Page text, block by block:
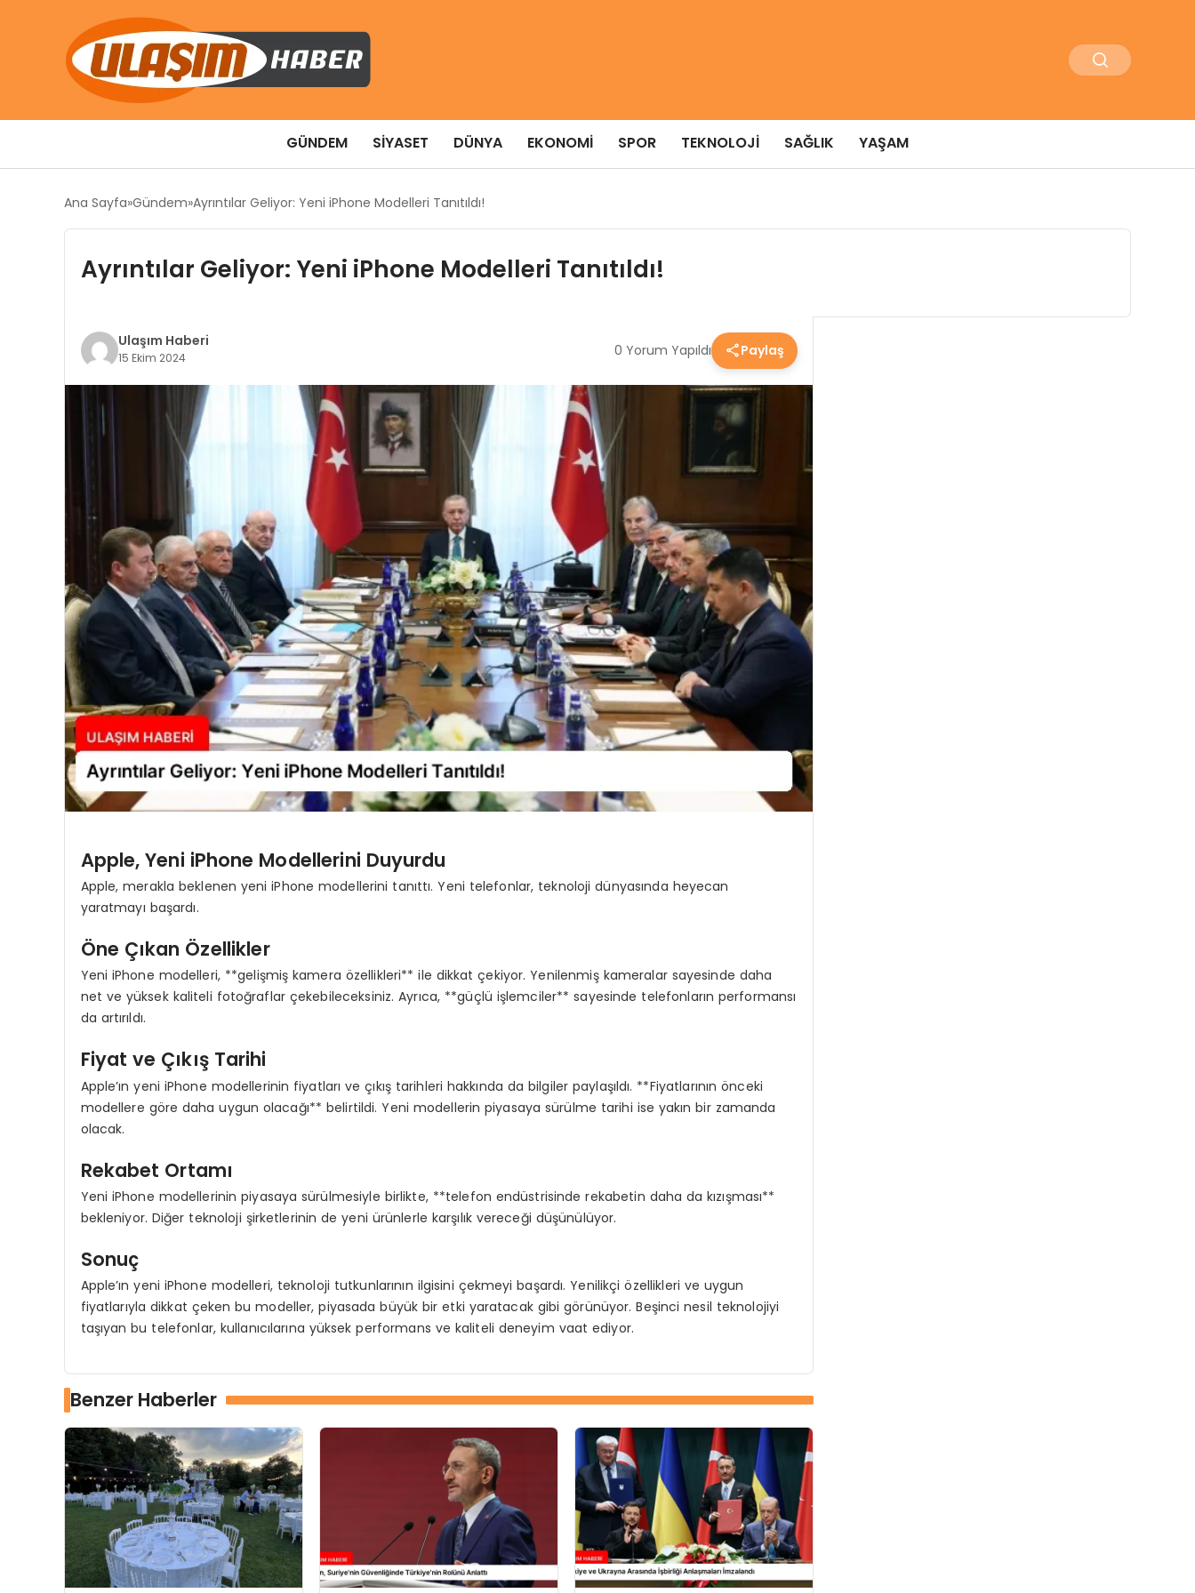
GÜNDEM SIYASET DÜNYA EKONOMI SPOR TEKNOLOJI SAĞLIK YAŞAM
Ana Sayfa Gündem Ayrıntılar Geliyor: Yeni iPhone Modelleri Tanıtıldı!
Ayrıntılar Geliyor: Yeni iPhone Modelleri Tanıtıldı!
Ulaşım Haberi
15 Ekim 2024 0 Yorum Yapıldı Paylaş
Apple, Yeni iPhone Modellerini Duyurdu
Apple, merakla beklenen yeni iPhone modellerini tanıttı. Yeni telefonlar, teknoloji dünyasında heyecan
yaratmayı başardı.
Öne Çıkan Özellikler
Yeni iPhone modelleri, **gelişmiş kamera özellikleri** ile dikkat çekiyor. Yenilenmiş kameralar sayesinde daha
net ve yüksek kaliteli fotoğraflar çekebileceksiniz. Ayrıca, **güçlü işlemciler** sayesinde telefonların performansı
da artırıldı.
Fiyat ve Çıkış Tarihi
Apple’ın yeni iPhone modellerinin fiyatları ve çıkış tarihleri hakkında da bilgiler paylaşıldı. **Fiyatlarının önceki
modellere göre daha uygun olacağı** belirtildi. Yeni modellerin piyasaya sürülme tarihi ise yakın bir zamanda
olacak.
Rekabet Ortamı
Yeni iPhone modellerinin piyasaya sürülmesiyle birlikte, **telefon endüstrisinde rekabetin daha da kızışması**
bekleniyor. Diğer teknoloji şirketlerinin de yeni ürünlerle karşılık vereceği düşünülüyor.
Sonuç
Apple’ın yeni iPhone modelleri, teknoloji tutkunlarının ilgisini çekmeyi başardı. Yenilikçi özellikleri ve uygun
fiyatlarıyla dikkat çeken bu modeller, piyasada büyük bir etki yaratacak gibi görünüyor. Beşinci nesil teknolojiyi
taşıyan bu telefonlar, kullanıcılarına yüksek performans ve kaliteli deneyim vaat ediyor.
Benzer Haberler